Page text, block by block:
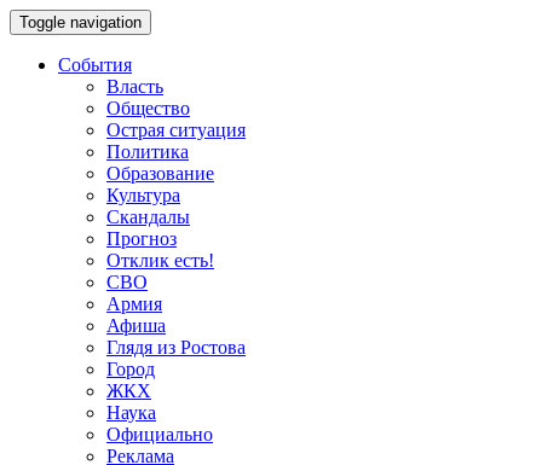
Toggle navigation
События
Власть
Общество
Острая ситуация
Политика
Образование
Культура
Скандалы
Прогноз
Отклик есть!
СВО
Армия
Афиша
Глядя из Ростова
Город
ЖКХ
Наука
Официально
Реклама